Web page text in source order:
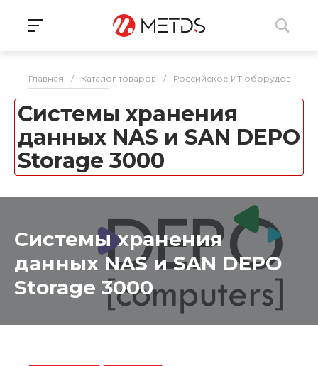
Главная / Каталог товаров / Российское ИТ оборудование
Системы хранения
данных NAS и SAN DEPO
Storage 3000
Системы хранения
данных NAS и SAN DEPO
Storage 3000